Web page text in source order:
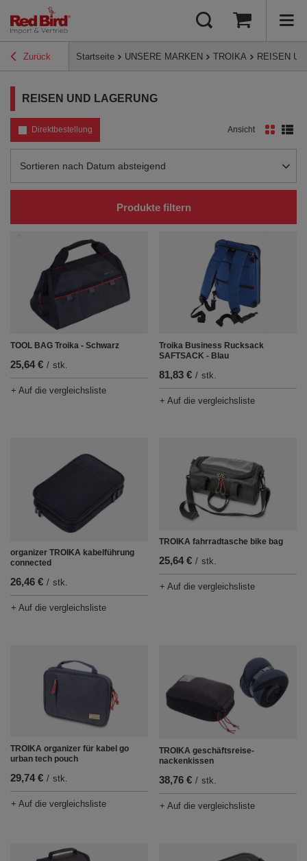
Zurück Startseite UNSERE MARKEN TROIKA REISEN
REISEN UND LAGERUNG
Direktbestellung
Sortierung ändern
Sortieren nach Datum absteigend
Ansicht
Produkte filtern
TOOL BAG Troika - Schwarz
25,64 € / stk.
+ Auf die vergleichsliste
Troika Business Rucksack
SAFTSACK - Blau
81,83 € / stk.
+ Auf die vergleichsliste
organizer TROIKA kabelführung
connected
26,46 € / stk.
+ Auf die vergleichsliste
TROIKA fahrradtasche bike bag
25,64 € / stk.
+ Auf die vergleichsliste
TROIKA organizer für kabel go
urban tech pouch
29,74 € / stk.
+ Auf die vergleichsliste
TROIKA geschäftsreise-
nackenkissen
38,76 € / stk.
+ Auf die vergleichsliste